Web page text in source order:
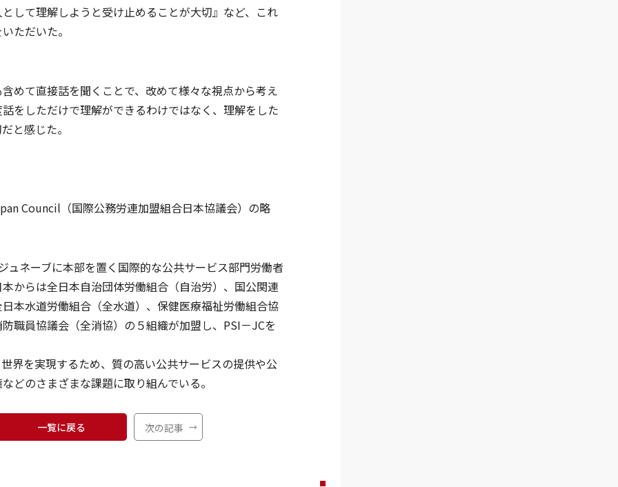
して理解しようと受け止めることが大切』など、これ
ただいた。
めて直接話を聞くことで、改めて様々な視点から考え
をしただけで理解ができるわけではなく、理解をした
と感じた。
Council（国際公務労連加盟組合日本協議会）の略
ュネーブに本部を置く国際的な公共サービス部門労働者
からは全日本自治団体労働組合（自治労）、国公関連
本水道労働組合（全水道）、保健医療福祉労働組合協
職員協議会（全消協）の５組織が加盟し、PSI－JCを
界を実現するため、質の高い公共サービスの提供や公
どのさまざまな課題に取り組んでいる。
一覧に戻る 次の記事